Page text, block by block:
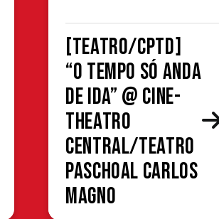
[TEATRO/CPTD]
“O Tempo Só Anda
de Ida” @ Cine-
Theatro
Central/Teatro
Paschoal Carlos
Magno